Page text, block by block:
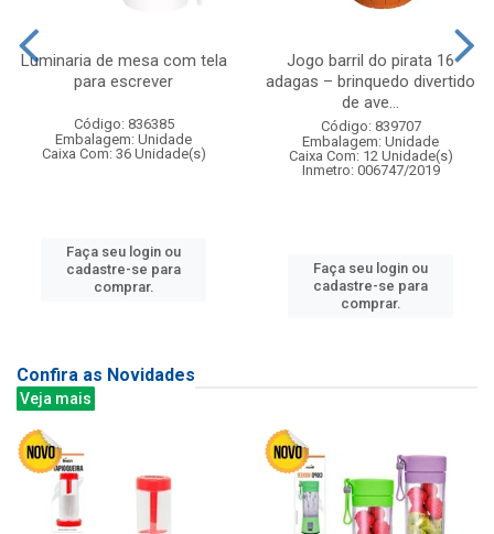
Luminaria de mesa com tela
para escrever
Código: 836385
Embalagem: Unidade
Caixa Com: 36 Unidade(s)
Faça seu login ou
cadastre-se para
comprar.
Jogo barril do pirata 16
adagas – brinquedo divertido
de ave...
Código: 839707
Embalagem: Unidade
Caixa Com: 12 Unidade(s)
Inmetro: 006747/2019
Faça seu login ou
cadastre-se para
comprar.
Confira as Novidades
Veja mais